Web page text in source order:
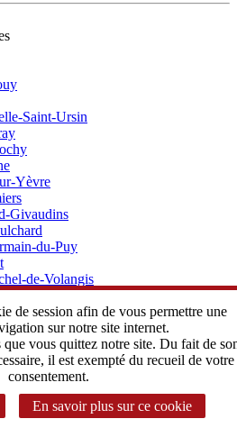
Saint-Ursin
Yèvre
Givaudins
du-Puy
de-Volangis
une histoire commune
Communautaire
Communautaire
de l'Agglomération
de session afin de vous permettre une
sur notre site internet.
vous quittez notre site. Du fait de
il est exempté du recueil de votre
consentement.
En savoir plus sur ce cookie